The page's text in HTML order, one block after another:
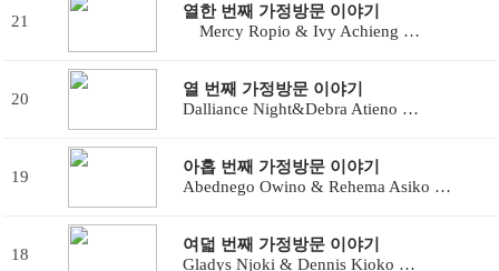
21
열한 번째 가정방문 이야기
Mercy Ropio & Ivy Achieng …
20
열 번째 가정방문 이야기
Dalliance Night&Debra Atieno …
19
아홉 번째 가정방문 이야기
Abednego Owino & Rehema Asiko …
18
여덟 번째 가정방문 이야기
Gladys Njoki & Dennis Kioko …